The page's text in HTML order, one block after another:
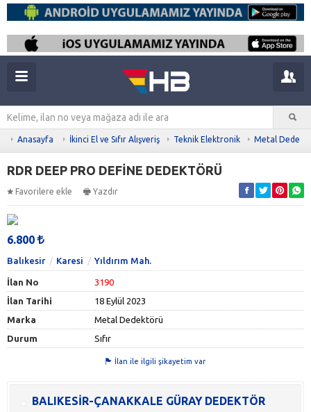
Anasayfa İkinci El ve Sıfır Alışveriş Teknik Elektronik Metal
RDR DEEP PRO DEFİNE DEDEKTÖRÜ
Favorilere ekle Yazdır
6.800
Balıkesir Karesi Yıldırım Mah.
İlan No
3190
İlan Tarihi
18 Eylül 2023
Marka
Metal Dedektörü
Durum
Sıfır
İlan ile ilgili şikayetim var
BALIKESİR-ÇANAKKALE GÜRAY DEDEKTÖR